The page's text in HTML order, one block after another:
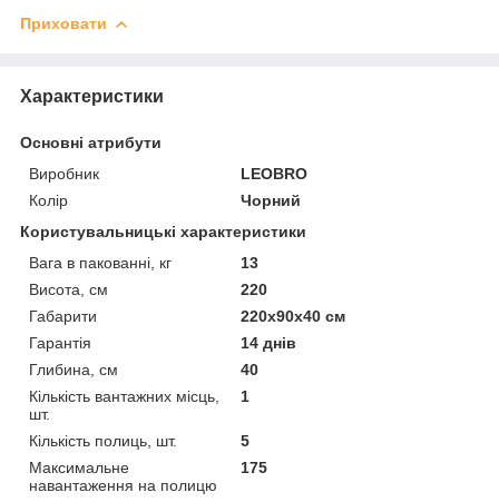
Приховати
Характеристики
Основні атрибути
Виробник
LEOBRO
Колір
Чорний
Користувальницькі характеристики
Вага в пакованні, кг
13
Висота, см
220
Габарити
220х90х40 см
Гарантія
14 днів
Глибина, см
40
Кількість вантажних місць,
шт.
1
Кількість полиць, шт.
5
Максимальне
навантаження на полицю
175